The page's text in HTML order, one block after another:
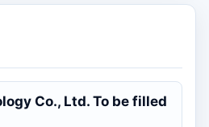
Co., Ltd. To be filled